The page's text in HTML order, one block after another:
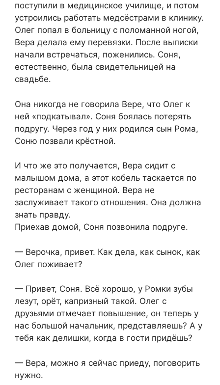
поступили в медицинское училище, и потом
устроились работать медсёстрами в клинику.
Олег попал в больницу с поломанной ногой,
Вера делала ему перевязки. После выписки
начали встречаться, поженились. Соня,
естественно, была свидетельницей на
свадьбе.
Она никогда не говорила Вере, что Олег к
ней «подкатывал». Соня боялась потерять
подругу. Через год у них родился сын Рома,
Соню позвали крёстной.
И что же это получается, Вера сидит с
малышом дома, а этот кобель таскается по
ресторанам с женщиной. Вера не
заслуживает такого отношения. Она должна
знать правду.
Приехав домой, Соня позвонила подруге.
— Верочка, привет. Как дела, как сынок, как
Олег поживает?
— Привет, Соня. Всё хорошо, у Ромки зубы
лезут, орёт, капризный такой. Олег с
друзьями отмечает повышение, он теперь у
нас большой начальник, представляешь? А у
тебя как делишки, когда в гости придёшь?
— Вера, можно я сейчас приеду, поговорить
нужно.